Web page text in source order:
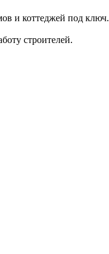
и коттеджей под ключ.
строителей.